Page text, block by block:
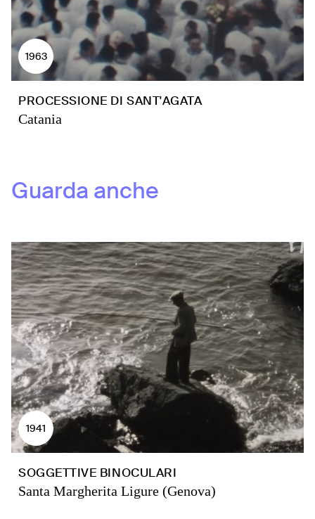
1963
PROCESSIONE DI SANT'AGATA
Catania
Guarda anche
1941
SOGGETTIVE BINOCULARI
Santa Margherita Ligure (Genova)